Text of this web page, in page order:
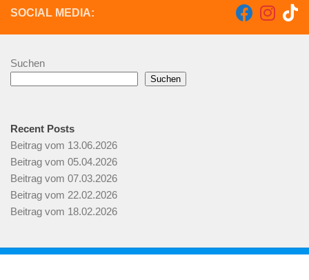
SOCIAL MEDIA:
Suchen
Suchen
Recent Posts
Beitrag vom 13.06.2026
Beitrag vom 05.04.2026
Beitrag vom 07.03.2026
Beitrag vom 22.02.2026
Beitrag vom 18.02.2026